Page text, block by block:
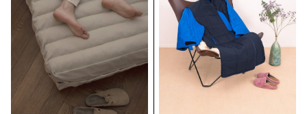
le mobilier urbain, comme les
poteaux ou les lampadaires.
Cette série de trois objets peut
être utilisée sur des diamètres
plus ou moins grands. Les
pneus sont glissés comme
une chaussette sur une pièce
en acier inoxydable pour rendre
difficile le vol des vélos.
Ainsi, l’air peut circuler et
garantir plus de fraîcheur.